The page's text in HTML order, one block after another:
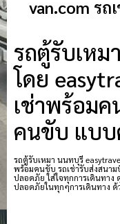
van.com ร
รถตู้รับเหม
โดย
เช่าพร้อม
คนขับ แบบ
รถตู้รับเหมา นนทบุรี
พร้อมคนขับ รถเช่ารับส่งสนาม
ปลอดภัย ใส่ใจทุกการเดินทาง
ปลอดภัยในทุกๆการเดินทาง